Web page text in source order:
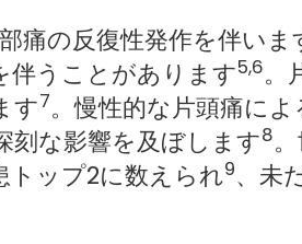
痛の反復性発作を伴い
伴うことがあります5,6。
す7。慢性的な片頭痛に
刻な影響を及ぼします8
トップ2に数えられ9、未